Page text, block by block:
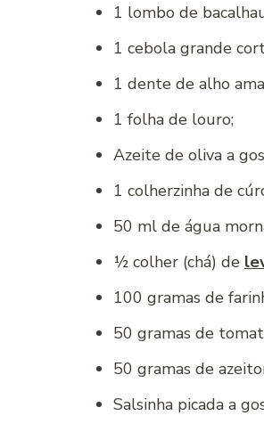
1 lombo de
1 cebola grande
1 dente de alho
1 folha de louro;
Azeite de oliva a
1 colherzinha de
50 ml de água
½ colher (chá) de
100 gramas de
50 gramas de
50 gramas de
Salsinha picada a